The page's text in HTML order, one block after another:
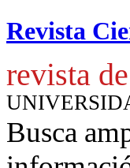
Revista
revista
Busca